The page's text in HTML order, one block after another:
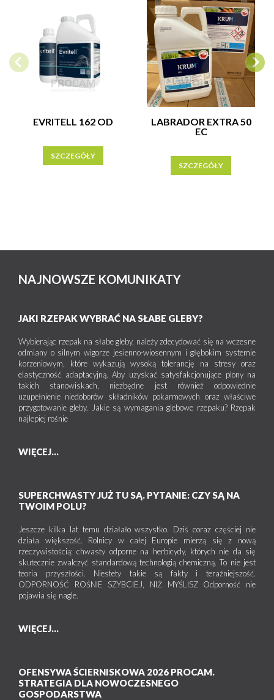
EVRITELL 162 OD
SZCZEGÓŁY
LABRADOR EXTRA 50
EC
SZCZEGÓŁY
NAJNOWSZE KOMUNIKATY
JAKI RZEPAK WYBRAĆ NA SŁABE GLEBY?
Wybierając rzepak na słabe gleby, należy zdecydować się na wczesne
odmiany o silnym wigorze jesienno-wiosennym i głębokim systemie
korzeniowym, które wykazują wysoką tolerancję na stresy oraz
elastyczność adaptacyjną. Aby uzyskać satysfakcjonujące plony na
takich stanowiskach, niezbędne jest również odpowiednie
uzupełnienie niedoborów składników pokarmowych oraz właściwe
przygotowanie gleby. Jakie są wymagania glebowe rzepaku? Rzepak
najlepiej rośnie
WIĘCEJ...
SUPERCHWASTY JUŻ TU SĄ. PYTANIE: CZY SĄ NA
TWOIM POLU?
Jeszcze kilka lat temu działało wszystko. Dziś coraz częściej nie
działa większość. Rolnicy w całej Europie mierzą się z nową
rzeczywistością: chwasty odporne na herbicydy, których nie da się
skutecznie zwalczyć standardową technologią chemiczną. To nie jest
teoria przyszłości. Niestety takie są fakty i teraźniejszość.
ODPORNOŚĆ ROŚNIE SZYBCIEJ, NIŻ MYŚLISZ Odporność nie
pojawia się nagle.
WIĘCEJ...
OFENSYWA ŚCIERNISKOWA 2026 PROCAM.
STRATEGIA DLA NOWOCZESNEGO
GOSPODARSTWA